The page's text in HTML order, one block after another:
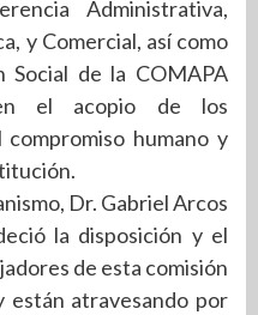
Administrativa,
y Comercial, así como
Social de la COMAPA
el acopio de los
humano y
Dr. Gabriel Arcos
la disposición y el
de esta comisión
están atravesando por